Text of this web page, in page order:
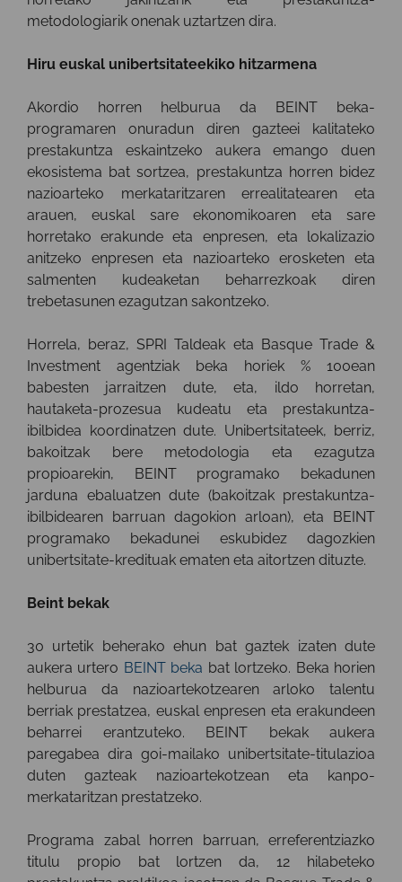
metodologiarik onenak uztartzen dira.
Hiru euskal unibertsitateekiko hitzarmena
Akordio horren helburua da BEINT beka-
programaren onuradun diren gazteei kalitateko
prestakuntza eskaintzeko aukera emango duen
ekosistema bat sortzea, prestakuntza horren bidez
nazioarteko merkataritzaren errealitatearen eta
arauen, euskal sare ekonomikoaren eta sare
horretako erakunde eta enpresen, eta lokalizazio
anitzeko enpresen eta nazioarteko erosketen eta
salmenten kudeaketan beharrezkoak diren
trebetasunen ezagutzan sakontzeko.
Horrela, beraz, SPRI Taldeak eta Basque Trade &
Investment agentziak beka horiek % 100ean
babesten jarraitzen dute, eta, ildo horretan,
hautaketa-prozesua kudeatu eta prestakuntza-
ibilbidea koordinatzen dute. Unibertsitateek, berriz,
bakoitzak bere metodologia eta ezagutza
propioarekin, BEINT programako bekadunen
jarduna ebaluatzen dute (bakoitzak prestakuntza-
ibilbidearen barruan dagokion arloan), eta BEINT
programako bekadunei eskubidez dagozkien
unibertsitate-kredituak ematen eta aitortzen dituzte.
Beint bekak
30 urtetik beherako ehun bat gaztek izaten dute
aukera urtero BEINT beka bat lortzeko. Beka horien
helburua da nazioartekotzearen arloko talentu
berriak prestatzea, euskal enpresen eta erakundeen
beharrei erantzuteko. BEINT bekak aukera
paregabea dira goi-mailako unibertsitate-titulazioa
duten gazteak nazioartekotzean eta kanpo-
merkataritzan prestatzeko.
Programa zabal horren barruan, erreferentziazko
titulu propio bat lortzen da, 12 hilabeteko